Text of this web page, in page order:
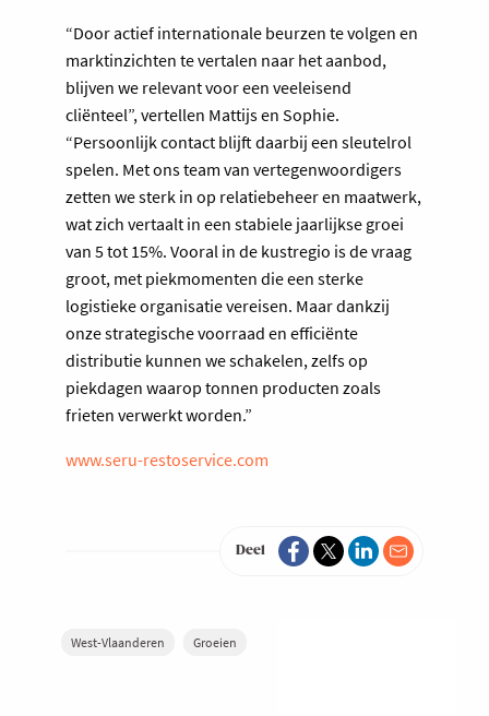
“Door actief internationale beurzen te volgen en
marktinzichten te vertalen naar het aanbod,
blijven we relevant voor een veeleisend
cliënteel”, vertellen Mattijs en Sophie.
“Persoonlijk contact blijft daarbij een sleutelrol
spelen. Met ons team van vertegenwoordigers
zetten we sterk in op relatiebeheer en maatwerk,
wat zich vertaalt in een stabiele jaarlijkse groei
van 5 tot 15%. Vooral in de kustregio is de vraag
groot, met piekmomenten die een sterke
logistieke organisatie vereisen. Maar dankzij
onze strategische voorraad en efficiënte
distributie kunnen we schakelen, zelfs op
piekdagen waarop tonnen producten zoals
frieten verwerkt worden.”
www.seru-restoservice.com
Deel
West-Vlaanderen Groeien